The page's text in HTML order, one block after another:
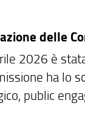
delle
2026 è
ha lo
public